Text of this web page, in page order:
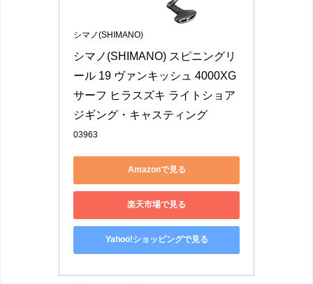
シマノ(SHIMANO)
シマノ(SHIMANO) スピニングリ
ール 19 ヴァンキッシュ 4000XG
サーフ ヒラスズキ ライトショア
ジギング・キャスティング
03963
Amazonで見る
楽天市場で見る
Yahoo!ショッピングで見る